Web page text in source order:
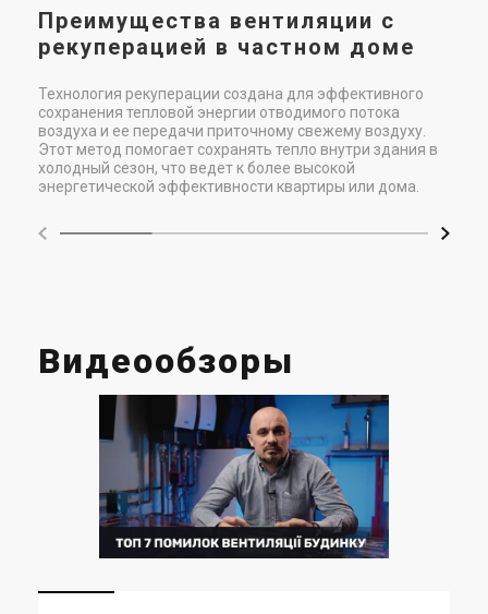
Преимущества вентиляции с
рекуперацией в частном доме
Технология рекуперации создана для эффективного
сохранения тепловой энергии отводимого потока
воздуха и ее передачи приточному свежему воздуху.
Этот метод помогает сохранять тепло внутри здания в
холодный сезон, что ведет к более высокой
энергетической эффективности квартиры или дома.
Видеообзоры